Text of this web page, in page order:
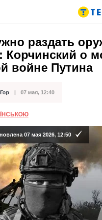
раздать
Корчинский о
войне Путина
07 мая, 12:40
07 мая 2026, 12:50